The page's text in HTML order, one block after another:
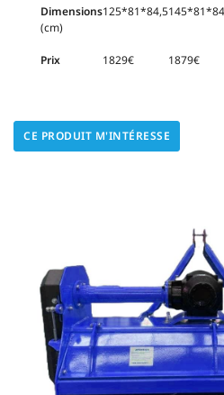
Dimensions
(cm)
125*81*84,5
Prix 1829€ 1879€
CE PRODUIT M'INTÉRESSE